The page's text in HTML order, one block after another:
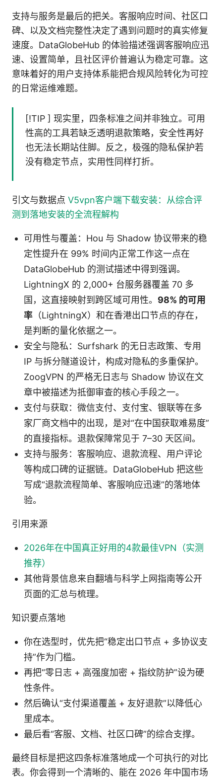
支持与服务是最后的把关。客服响应时间、社区口
碑、以及文档完整性决定了遇到问题时的真实修复
速度。DataGlobeHub 的体验描述强调客服响应迅
速、设置简单，且社区评价普遍认为稳定可靠。这
意味着好的用户支持体系能把合规风险转化为可控
的日常运维难题。
[!TIP ] 现实里，四条标准之间并非独立。可用
性高的工具若缺乏透明退款策略，安全性再好
也无法长期站住脚。反之，极强的隐私保护若
没有稳定节点，实用性同样打折。
引文与数据点 V5vpn客户端下载安装：从综合评
测到落地安装的全流程解构
可用性与覆盖：Hou 与 Shadow 协议带来的稳
定性提升在 99% 时间内正常工作这一点在
DataGlobeHub 的测试描述中得到强调。
LightningX 的 2,000+ 台服务器覆盖 70 多
国，这直接映射到跨区域可用性。 98% 的可用
率 （LightningX）和在香港出口节点的存在，
是判断的量化依据之一。
安全与隐私：Surfshark 的无日志政策、专用
IP 与拆分隧道设计，构成对隐私的多重保护。
ZoogVPN 的严格无日志与 Shadow 协议在文
章中被描述为抵御审查的核心手段之一。
支付与获取：微信支付、支付宝、银联等在多
家厂商文档中的出现，是对“在中国获取难易度”
的直接指标。退款保障常见于 7–30 天区间。
支持与服务：客服响应、退款流程、用户评论
等构成口碑的证据链。DataGlobeHub 把这些
写成“退款流程简单、客服响应迅速”的落地体
验。
引用来源
2026年在中国真正好用的4款最佳VPN（实测
推荐）
其他背景信息来自翻墙与科学上网指南等公开
页面的汇总与梳理。
知识要点落地
你在选型时，优先把“稳定出口节点 + 多协议支
持”作为门槛。
再把“零日志 + 高强度加密 + 指纹防护”设为硬
性条件。
然后确认“支付渠道覆盖 + 友好退款”以降低心
里成本。
最后看“客服、文档、社区口碑”的综合支撑。
最终目标是把这四条标准落地成一个可执行的对比
表。你会得到一个清晰的、能在 2026 年中国市场